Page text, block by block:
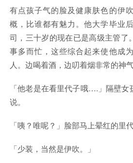
有点孩子气的脸及健康肤色的伊
概，比谁都有魅力。他大学毕业
司，三十岁的现在已是高级主管了
事多而忙，这些综合起来使他成
人。边喝着酒，边叨着烟非常的神气
「他老是在看里代子哦….」隔壁
说。
「咦？唯呢？」脸部马上晕红的里
「少装，当然是伊吹。」